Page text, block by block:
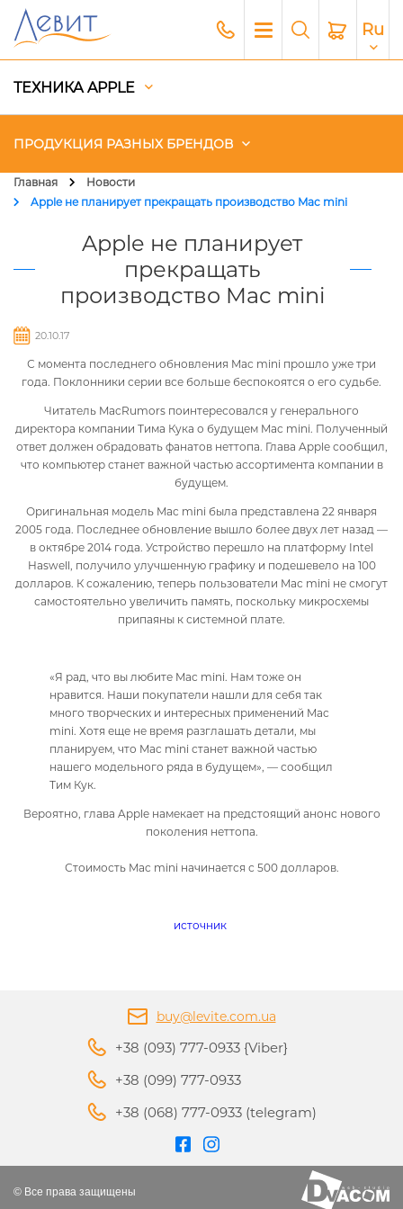
Ru
ТЕХНИКА APPLE
ПРОДУКЦИЯ РАЗНЫХ БРЕНДОВ
Чехлы
Акустика
Генераторы и Зарядные
станции
Гаджеты
Платный сервис Apple
Главная
Новости
Apple не планирует прекращать производство Mac mini
Apple не планирует
прекращать
производство Mac mini
20.10.17
С момента последнего обновления Mac mini прошло уже три
года. Поклонники серии все больше беспокоятся о его судьбе.
Читатель MacRumors поинтересовался у генерального
директора компании Тима Кука о будущем Mac mini. Полученный
ответ должен обрадовать фанатов неттопа. Глава Apple сообщил,
что компьютер станет важной частью ассортимента компании в
будущем.
Оригинальная модель Mac mini была представлена 22 января
2005 года. Последнее обновление вышло более двух лет назад —
в октябре 2014 года. Устройство перешло на платформу Intel
Haswell, получило улучшенную графику и подешевело на 100
долларов. К сожалению, теперь пользователи Mac mini не смогут
самостоятельно увеличить память, поскольку микросхемы
припаяны к системной плате.
«Я рад, что вы любите Mac mini. Нам тоже он
нравится. Наши покупатели нашли для себя так
много творческих и интересных применений Mac
mini. Хотя еще не время разглашать детали, мы
планируем, что Mac mini станет важной частью
нашего модельного ряда в будущем», — сообщил
Тим Кук.
Вероятно, глава Apple намекает на предстоящий анонс нового
поколения неттопа.
Стоимость Mac mini начинается с 500 долларов.
источник
buy@levite.com.ua
+38 (093) 777-0933 {Viber}
+38 (099) 777-0933
+38 (068) 777-0933 (telegram)
© Все права защищены